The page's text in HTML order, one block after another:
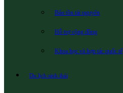
Bảo tồn tài nguyên
Hỗ trợ cộng đồng
Khoa học và hợp tác quốc tế
Du lịch sinh thái